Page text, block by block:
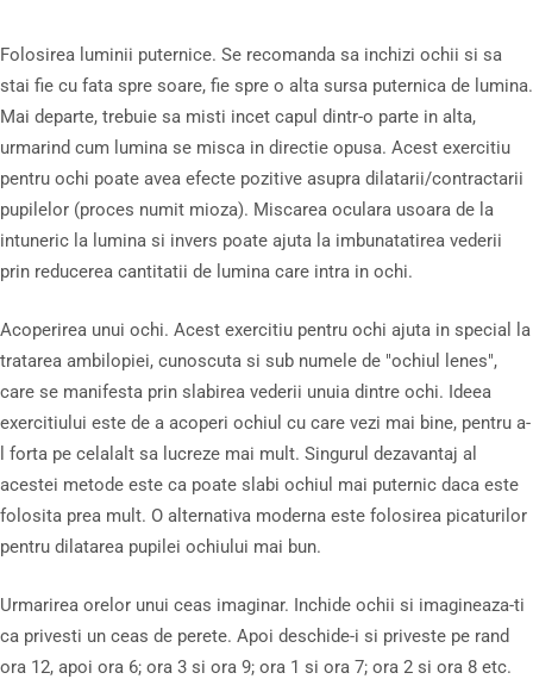
Folosirea luminii puternice. Se recomanda sa inchizi ochii si sa
stai fie cu fata spre soare, fie spre o alta sursa puternica de lumina.
Mai departe, trebuie sa misti incet capul dintr-o parte in alta,
urmarind cum lumina se misca in directie opusa. Acest exercitiu
pentru ochi poate avea efecte pozitive asupra dilatarii/contractarii
pupilelor (proces numit mioza). Miscarea oculara usoara de la
intuneric la lumina si invers poate ajuta la imbunatatirea vederii
prin reducerea cantitatii de lumina care intra in ochi.
Acoperirea unui ochi. Acest exercitiu pentru ochi ajuta in special la
tratarea ambilopiei, cunoscuta si sub numele de "ochiul lenes",
care se manifesta prin slabirea vederii unuia dintre ochi. Ideea
exercitiului este de a acoperi ochiul cu care vezi mai bine, pentru a-
l forta pe celalalt sa lucreze mai mult. Singurul dezavantaj al
acestei metode este ca poate slabi ochiul mai puternic daca este
folosita prea mult. O alternativa moderna este folosirea picaturilor
pentru dilatarea pupilei ochiului mai bun.
Urmarirea orelor unui ceas imaginar. Inchide ochii si imagineaza-ti
ca privesti un ceas de perete. Apoi deschide-i si priveste pe rand
ora 12, apoi ora 6; ora 3 si ora 9; ora 1 si ora 7; ora 2 si ora 8 etc.